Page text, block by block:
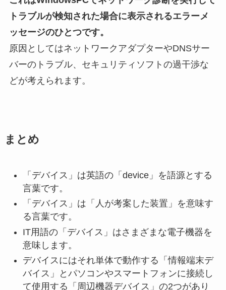
トラブルが検知された場合に表示されるエラーメ
ッセージのひとつです。
原因としてはネットワークアダプターやDNSサー
バーのトラブル、セキュリティソフトの過干渉な
どが考えられます。
まとめ
「デバイス」は英語の「device」を語源とする
言葉です。
「デバイス」は「人が考案した装置」を意味す
る言葉です。
IT用語の「デバイス」はさまざまな電子機器を
意味します。
デバイスにはそれ単体で動作する「情報端末デ
バイス」とパソコンやスマートフォンに接続し
て使用する「周辺機器デバイス」の2つがあり